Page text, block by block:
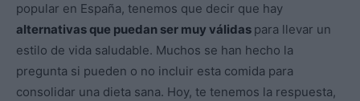
popular en España, tenemos que decir que hay
alternativas que puedan ser muy válidas para llevar un
estilo de vida saludable. Muchos se han hecho la
pregunta si pueden o no incluir esta comida para
consolidar una dieta sana. Hoy, te tenemos la respuesta,